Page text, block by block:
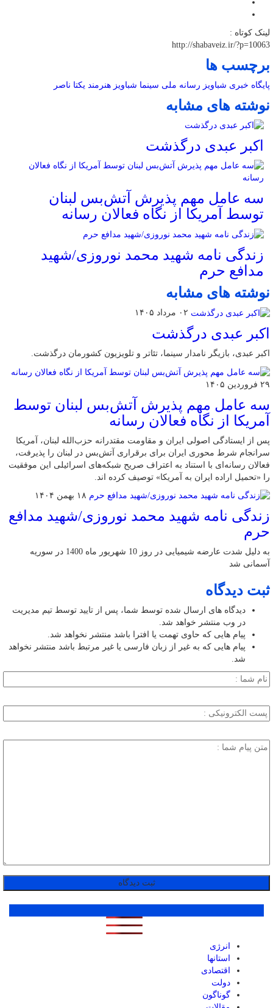
لینک کوتاه :
http://shabaveiz.ir/?p=10063
برچسب ها
پایگاه خبری شباویز رسانه ملی سینما شباویز هنرمند یکتا ناصر
نوشته های مشابه
اکبر عبدی درگذشت
سه عامل مهم پذیرش آتش‌بس لبنان
توسط آمریکا از نگاه فعالان رسانه
زندگی نامه شهید محمد نوروزی/شهید
مدافع حرم
نوشته های مشابه
۰۲ مرداد ۱۴۰۵
اکبر عبدی درگذشت
اکبر عبدی، بازیگر نامدار سینما، تئاتر و تلویزیون کشورمان درگذشت.
۲۹ فروردین ۱۴۰۵
سه عامل مهم پذیرش آتش‌بس لبنان توسط
آمریکا از نگاه فعالان رسانه
پس از ایستادگی اصولی ایران و مقاومت مقتدرانه حزب‌الله لبنان، آمریکا
سرانجام شرط محوری ایران برای برقراری آتش‌بس در لبنان را پذیرفت،
فعالان رسانه‌ای با استناد به اعتراف صریح شبکه‌های اسرائیلی این موفقیت
را «تحمیل اراده ایران به آمریکا» توصیف کرده اند.
۱۸ بهمن ۱۴۰۴
زندگی نامه شهید محمد نوروزی/شهید مدافع
حرم
به دلیل شدت عارضه شیمیایی در روز 10 شهریور ماه 1400 در سوریه
آسمانی شد
ثبت دیدگاه
دیدگاه های ارسال شده توسط شما، پس از تایید توسط تیم مدیریت
در وب منتشر خواهد شد.
پیام هایی که حاوی تهمت یا افترا باشد منتشر نخواهد شد.
پیام هایی که به غیر از زبان فارسی یا غیر مرتبط باشد منتشر نخواهد
شد.
انرژی
استانها
اقتصادی
دولت
گوناگون